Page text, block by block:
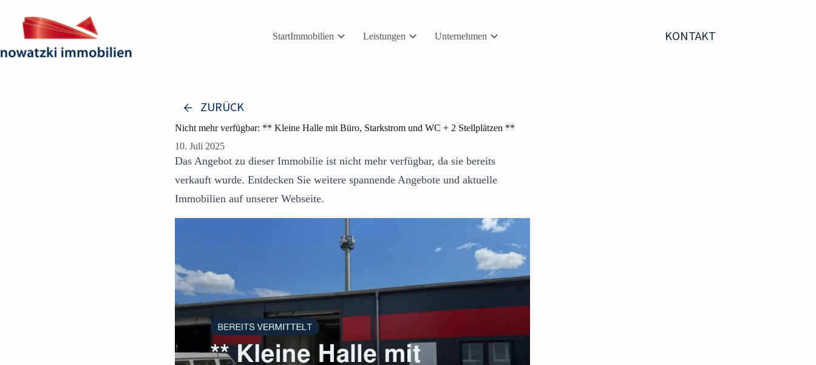
springen
StartImmobilien Leistungen Unternehmen KONTAKT
ZURÜCK
Nicht mehr verfügbar: ** Kleine Halle mit Büro, Starkstrom und WC + 2 Stellplätzen **
10. Juli 2025
Das Angebot zu dieser Immobilie ist nicht mehr verfügbar, da sie bereits
verkauft wurde. Entdecken Sie weitere spannende Angebote und aktuelle
Immobilien auf unserer Webseite.